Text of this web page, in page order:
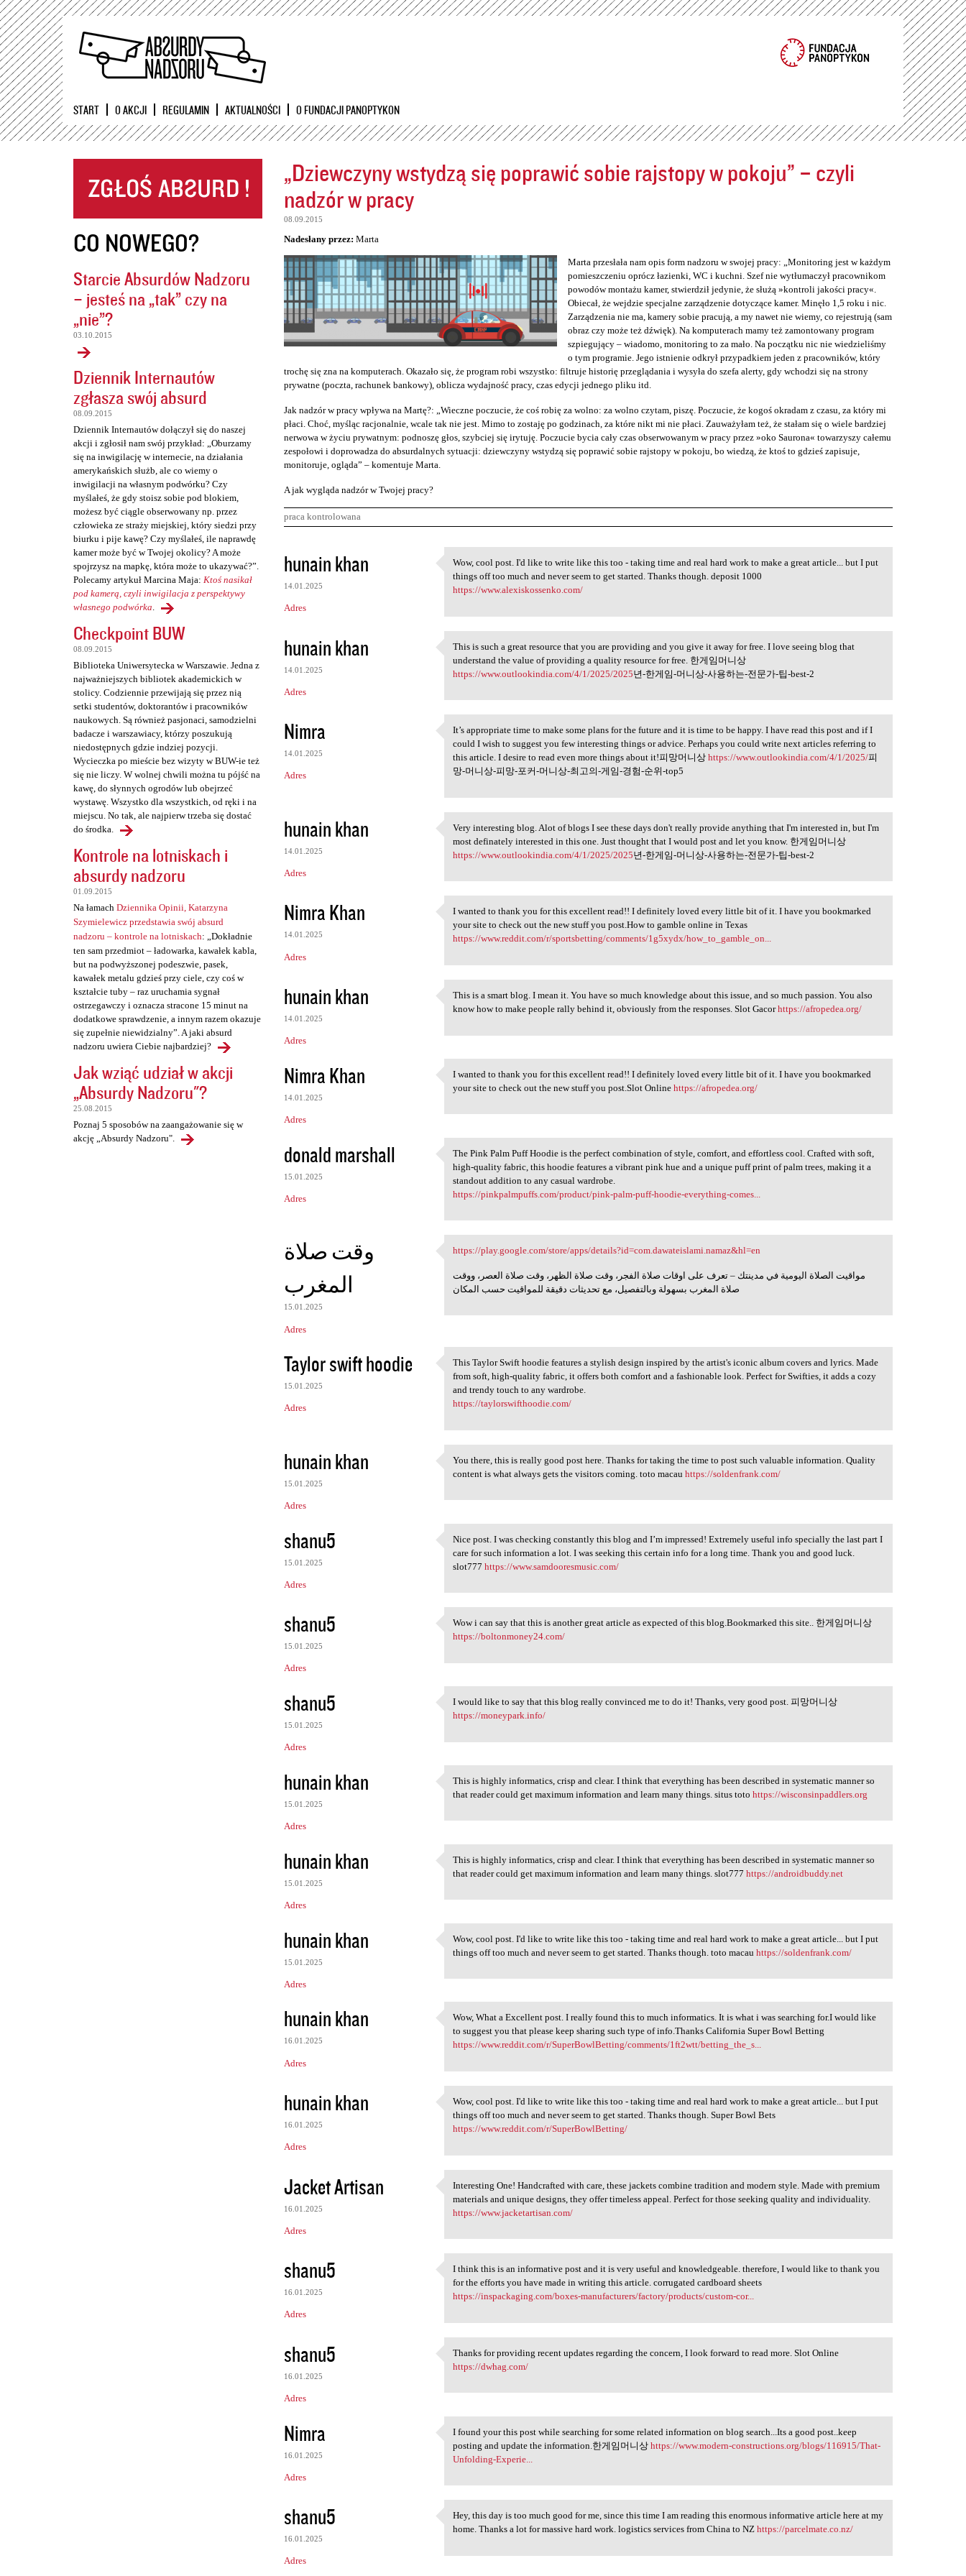
Przejdź
START O AKCJI REGULAMIN AKTUALNOŚCI O FUNDACJI PANOPTYKON
CO NOWEGO?
Starcie Absurdów Nadzoru
– jesteś na „tak” czy na
„nie”?
03.10.2015
Dziennik Internautów
zgłasza swój absurd
08.09.2015
Dziennik Internautów dołączył się do naszej
akcji i zgłosił nam swój przykład: „Oburzamy
się na inwigilację w internecie, na działania
amerykańskich służb, ale co wiemy o
inwigilacji na własnym podwórku? Czy
myślałeś, że gdy stoisz sobie pod blokiem,
możesz być ciągle obserwowany np. przez
człowieka ze straży miejskiej, który siedzi przy
biurku i pije kawę? Czy myślałeś, ile naprawdę
kamer może być w Twojej okolicy? A może
spojrzysz na mapkę, która może to ukazywać?”.
Polecamy artykuł Marcina Maja: Ktoś nasikał
pod kamerą, czyli inwigilacja z perspektywy
własnego podwórka.
Checkpoint BUW
08.09.2015
Biblioteka Uniwersytecka w Warszawie. Jedna z
najważniejszych bibliotek akademickich w
stolicy. Codziennie przewijają się przez nią
setki studentów, doktorantów i pracowników
naukowych. Są również pasjonaci, samodzielni
badacze i warszawiacy, którzy poszukują
niedostępnych gdzie indziej pozycji.
Wycieczka po mieście bez wizyty w BUW-ie też
się nie liczy. W wolnej chwili można tu pójść na
kawę, do słynnych ogrodów lub obejrzeć
wystawę. Wszystko dla wszystkich, od ręki i na
miejscu. No tak, ale najpierw trzeba się dostać
do środka.
Kontrole na lotniskach i
absurdy nadzoru
01.09.2015
Na łamach Dziennika Opinii, Katarzyna
Szymielewicz przedstawia swój absurd
nadzoru – kontrole na lotniskach: „Dokładnie
ten sam przedmiot – ładowarka, kawałek kabla,
but na podwyższonej podeszwie, pasek,
kawałek metalu gdzieś przy ciele, czy coś w
kształcie tuby – raz uruchamia sygnał
ostrzegawczy i oznacza stracone 15 minut na
dodatkowe sprawdzenie, a innym razem okazuje
się zupełnie niewidzialny”. A jaki absurd
nadzoru uwiera Ciebie najbardziej?
Jak wziąć udział w akcji
„Absurdy Nadzoru"?
25.08.2015
Poznaj 5 sposobów na zaangażowanie się w
akcję „Absurdy Nadzoru".
„Dziewczyny wstydzą się poprawić sobie rajstopy w pokoju” – czyli
nadzór w pracy
08.09.2015
Nadesłany przez: Marta
Marta przesłała nam opis form nadzoru w swojej pracy: „Monitoring jest w każdym
pomieszczeniu oprócz łazienki, WC i kuchni. Szef nie wytłumaczył pracownikom
powodów montażu kamer, stwierdził jedynie, że służą »kontroli jakości pracy«.
Obiecał, że wejdzie specjalne zarządzenie dotyczące kamer. Minęło 1,5 roku i nic.
Zarządzenia nie ma, kamery sobie pracują, a my nawet nie wiemy, co rejestrują (sam
obraz czy może też dźwięk). Na komputerach mamy też zamontowany program
szpiegujący – wiadomo, monitoring to za mało. Na początku nic nie wiedzieliśmy
o tym programie. Jego istnienie odkrył przypadkiem jeden z pracowników, który
trochę się zna na komputerach. Okazało się, że program robi wszystko: filtruje historię przeglądania i wysyła do szefa alerty, gdy wchodzi się na strony
prywatne (poczta, rachunek bankowy), oblicza wydajność pracy, czas edycji jednego pliku itd.
Jak nadzór w pracy wpływa na Martę?: „Wieczne poczucie, że coś robię za wolno: za wolno czytam, piszę. Poczucie, że kogoś okradam z czasu, za który mi
płaci. Choć, myśląc racjonalnie, wcale tak nie jest. Mimo to zostaję po godzinach, za które nikt mi nie płaci. Zauważyłam też, że stałam się o wiele bardziej
nerwowa w życiu prywatnym: podnoszę głos, szybciej się irytuję. Poczucie bycia cały czas obserwowanym w pracy przez »oko Saurona« towarzyszy całemu
zespołowi i doprowadza do absurdalnych sytuacji: dziewczyny wstydzą się poprawić sobie rajstopy w pokoju, bo wiedzą, że ktoś to gdzieś zapisuje,
monitoruje, ogląda” – komentuje Marta.
A jak wygląda nadzór w Twojej pracy?
praca kontrolowana
K
o
m
e
n
t
a
r
e
hunain khan
14.01.2025
Adres
Wow, cool post. I'd like to
Wow, cool post. I'd like to write like this too - taking time and real hard work to make a great article... but I put
things off too much and never seem to get started. Thanks though. deposit 1000
https://www.alexiskossenko.com/
hunain khan
14.01.2025
Adres
This is such a great resource
This is such a great resource that you are providing and you give it away for free. I love seeing blog that
understand the value of providing a quality resource for free. 한게임머니상
https://www.outlookindia.com/4/1/2025/2025년-한게임-머니상-사용하는-전문가-팁-best-2
Nimra
14.01.2025
Adres
It’s appropriate time to make
It’s appropriate time to make some plans for the future and it is time to be happy. I have read this post and if I
could I wish to suggest you few interesting things or advice. Perhaps you could write next articles referring to
this article. I desire to read even more things about it!피망머니상https://www.outlookindia.com/4/1/2025/피
망-머니상-피망-포커-머니상-최고의-게임-경험-순위-top5
hunain khan
14.01.2025
Adres
Very interesting blog. Alot
Very interesting blog. Alot of blogs I see these days don't really provide anything that I'm interested in, but I'm
most definately interested in this one. Just thought that I would post and let you know. 한게임머니상
https://www.outlookindia.com/4/1/2025/2025년-한게임-머니상-사용하는-전문가-팁-best-2
Nimra Khan
14.01.2025
Adres
I wanted to thank you for
I wanted to thank you for this excellent read!! I definitely loved every little bit of it. I have you bookmarked
your site to check out the new stuff you post.How to gamble online in Texas
https://www.reddit.com/r/sportsbetting/comments/1g5xydx/how_to_gamble_on...
hunain khan
14.01.2025
Adres
This is a smart blog. I mean
This is a smart blog. I mean it. You have so much knowledge about this issue, and so much passion. You also
know how to make people rally behind it, obviously from the responses. Slot Gacorhttps://afropedea.org/
Nimra Khan
14.01.2025
Adres
I wanted to thank you for
I wanted to thank you for this excellent read!! I definitely loved every little bit of it. I have you bookmarked
your site to check out the new stuff you post.Slot Onlinehttps://afropedea.org/
donald marshall
15.01.2025
Adres
The Pink Palm Puff Hoodie is
The Pink Palm Puff Hoodie is the perfect combination of style, comfort, and effortless cool. Crafted with soft,
high-quality fabric, this hoodie features a vibrant pink hue and a unique puff print of palm trees, making it a
standout addition to any casual wardrobe.
https://pinkpalmpuffs.com/product/pink-palm-puff-hoodie-everything-comes...
وقت صلاة
المغرب
15.01.2025
Adres
https://play.google.com/store
https://play.google.com/store/apps/details?id=com.dawateislami.namaz&hl=en
مواقيت الصلاة اليومية في مدينتك – تعرف على اوقات صلاة الفجر، وقت صلاة الظهر، وقت صلاة العصر، ووقت
صلاة المغرب بسهولة وبالتفصيل، مع تحديثات دقيقة للمواقيت حسب المكان
Taylor swift hoodie
15.01.2025
Adres
This Taylor Swift hoodie
This Taylor Swift hoodie features a stylish design inspired by the artist's iconic album covers and lyrics. Made
from soft, high-quality fabric, it offers both comfort and a fashionable look. Perfect for Swifties, it adds a cozy
and trendy touch to any wardrobe.
https://taylorswifthoodie.com/
hunain khan
15.01.2025
Adres
You there, this is really
You there, this is really good post here. Thanks for taking the time to post such valuable information. Quality
content is what always gets the visitors coming. toto macauhttps://soldenfrank.com/
shanu5
15.01.2025
Adres
Nice post. I was checking
Nice post. I was checking constantly this blog and I’m impressed! Extremely useful info specially the last part I
care for such information a lot. I was seeking this certain info for a long time. Thank you and good luck.
slot777https://www.samdooresmusic.com/
shanu5
15.01.2025
Adres
Wow i can say that this is
Wow i can say that this is another great article as expected of this blog.Bookmarked this site.. 한게임머니상
https://boltonmoney24.com/
shanu5
15.01.2025
Adres
I would like to say that this
I would like to say that this blog really convinced me to do it! Thanks, very good post. 피망머니상
https://moneypark.info/
hunain khan
15.01.2025
Adres
This is highly informatics,
This is highly informatics, crisp and clear. I think that everything has been described in systematic manner so
that reader could get maximum information and learn many things. situs totohttps://wisconsinpaddlers.org
hunain khan
15.01.2025
Adres
This is highly informatics,
This is highly informatics, crisp and clear. I think that everything has been described in systematic manner so
that reader could get maximum information and learn many things. slot777https://androidbuddy.net
hunain khan
15.01.2025
Adres
Wow, cool post. I'd like to
Wow, cool post. I'd like to write like this too - taking time and real hard work to make a great article... but I put
things off too much and never seem to get started. Thanks though. toto macauhttps://soldenfrank.com/
hunain khan
16.01.2025
Adres
Wow, What a Excellent post. I
Wow, What a Excellent post. I really found this to much informatics. It is what i was searching for.I would like
to suggest you that please keep sharing such type of info.Thanks California Super Bowl Betting
https://www.reddit.com/r/SuperBowlBetting/comments/1ft2wtt/betting_the_s...
hunain khan
16.01.2025
Adres
Wow, cool post. I'd like to
Wow, cool post. I'd like to write like this too - taking time and real hard work to make a great article... but I put
things off too much and never seem to get started. Thanks though. Super Bowl Bets
https://www.reddit.com/r/SuperBowlBetting/
Jacket Artisan
16.01.2025
Adres
Interesting One! Handcrafted
Interesting One! Handcrafted with care, these jackets combine tradition and modern style. Made with premium
materials and unique designs, they offer timeless appeal. Perfect for those seeking quality and individuality.
https://www.jacketartisan.com/
shanu5
16.01.2025
Adres
I think this is an
I think this is an informative post and it is very useful and knowledgeable. therefore, I would like to thank you
for the efforts you have made in writing this article. corrugated cardboard sheets
https://inspackaging.com/boxes-manufacturers/factory/products/custom-cor...
shanu5
16.01.2025
Adres
Thanks for providing recent
Thanks for providing recent updates regarding the concern, I look forward to read more. Slot Online
https://dwhag.com/
Nimra
16.01.2025
Adres
I found your this post while
I found your this post while searching for some related information on blog search...Its a good post..keep
posting and update the information.한게임머니상https://www.modern-constructions.org/blogs/116915/That-
Unfolding-Experie...
shanu5
16.01.2025
Adres
Hey, this day is too much
Hey, this day is too much good for me, since this time I am reading this enormous informative article here at my
home. Thanks a lot for massive hard work. logistics services from China to NZhttps://parcelmate.co.nz/